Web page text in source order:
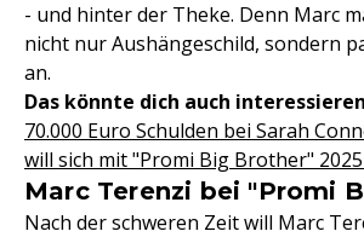
- und hinter der Theke. Denn Marc
nicht nur Aushängeschild, sondern
an.
Das könnte dich auch
70.000 Euro Schulden bei Sarah
will sich mit "Promi Big Brother"
Marc Terenzi bei "Promi
Nach der schweren Zeit will Marc